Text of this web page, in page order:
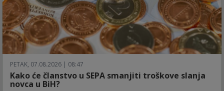
PETAK, 07.08.2026 | 08:47
Kako će članstvo u SEPA smanjiti troškove slanja
novca u BiH?